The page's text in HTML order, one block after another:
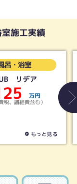
施工実績
）